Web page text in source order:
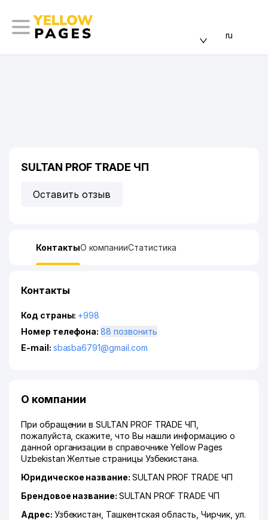
ru
SULTAN PROF TRADE ЧП
Оставить отзыв
КонтактыО компанииСтатистика
Контакты
Код страны: +998
Номер телефона:
88 позвонить
E-mail: sbasba6791@gmail.com
О компании
При обращении в SULTAN PROF TRADE ЧП,
пожалуйста, скажите, что Вы нашли информацию о
данной организации в справочнике Yellow Pages
Uzbekistan Желтые страницы Узбекистана.
Юридическое название: SULTAN PROF TRADE ЧП
Брендовое название: SULTAN PROF TRADE ЧП
Адрес: Узбекистан, Ташкентская область ,Чирчик, ул.